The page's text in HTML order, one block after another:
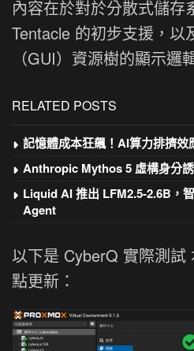
內容在於對於分散式儲存
Tentacle 的初步支援，以
（GUI）資源樹的顯示邏
RELATED POSTS
記憶體成本狂飆！AI算力排擠效
Anthropic Mythos 5 虛構身分
Liquid AI 推出 LFM2.5-2.6B，
Agent
以下是 CyberQ 實際測試
點更新：